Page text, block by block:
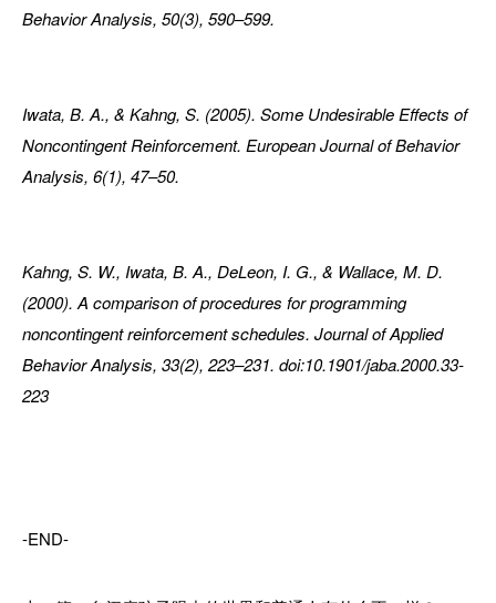
Behavior Analysis, 50(3), 590–599.
Iwata, B. A., & Kahng, S. (2005). Some Undesirable Effects of
Noncontingent Reinforcement. European Journal of Behavior
Analysis, 6(1), 47–50.
Kahng, S. W., Iwata, B. A., DeLeon, I. G., & Wallace, M. D.
(2000). A comparison of procedures for programming
noncontingent reinforcement schedules. Journal of Applied
Behavior Analysis, 33(2), 223–231. doi:10.1901/jaba.2000.33-
223
-END-